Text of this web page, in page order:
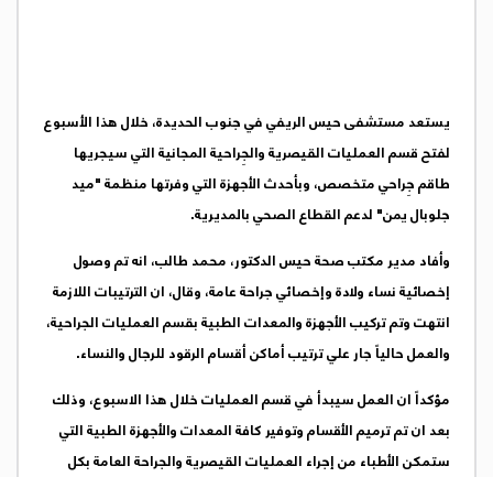
يستعد مستشفى حيس الريفي في جنوب الحديدة، خلال هذا الأسبوع
لفتح قسم العمليات القيصرية والجِراحية المجانية التي سيجريها
طاقم جِراحي متخصص، وبأحدث الأجهزة التي وفرتها منظمة "ميد
جلوبال يمن" لدعم القطاع الصحي بالمديرية.
وأفاد مدير مكتب صحة حيس الدكتور، محمد طالب، انه تم وصول
إخصائية نساء ولادة وإخصائي جراحة عامة، وقال، ان الترتيبات اللازمة
انتهت وتم تركيب الأجهزة والمعدات الطبية بقسم العمليات الجراحية،
والعمل حالياً جار علي ترتيب أماكن أقسام الرقود للرجال والنساء.
مؤكداً ان العمل سيبدأ في قسم العمليات خلال هذا الاسبوع، وذلك
بعد ان تم ترميم الأقسام وتوفير كافة المعدات والأجهزة الطبية التي
ستمكن الأطباء من إجراء العمليات القيصرية والجراحة العامة بكل